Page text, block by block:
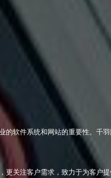
的软件系统和网站的重要性。千
更关注客户需求，致力于为客户